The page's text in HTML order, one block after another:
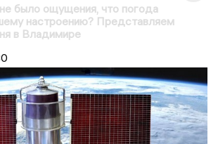
было ощущения, что погода
настроению? Представляем
в Владимире